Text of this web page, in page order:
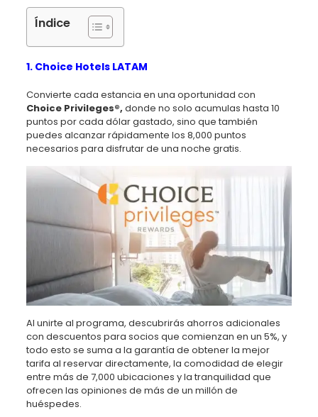
Índice
1. Choice Hotels LATAM
Convierte cada estancia en una oportunidad con
Choice Privileges®, donde no solo acumulas hasta 10
puntos por cada dólar gastado, sino que también
puedes alcanzar rápidamente los 8,000 puntos
necesarios para disfrutar de una noche gratis.
Al unirte al programa, descubrirás ahorros adicionales
con descuentos para socios que comienzan en un 5%, y
todo esto se suma a la garantía de obtener la mejor
tarifa al reservar directamente, la comodidad de elegir
entre más de 7,000 ubicaciones y la tranquilidad que
ofrecen las opiniones de más de un millón de
huéspedes.